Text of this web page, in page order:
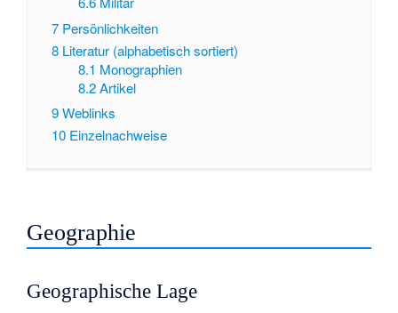
7 Persönlichkeiten
8 Literatur (alphabetisch sortiert)
8.1 Monographien
8.2 Artikel
9Weblinks
10 Einzelnachweise
Geographie
Geographische Lage